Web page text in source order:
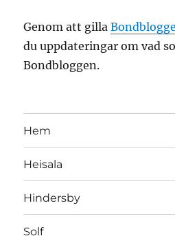
Genom att gilla
du uppdateringar om vad
Bondbloggen.
Hem
Heisala
Hindersby
Solf